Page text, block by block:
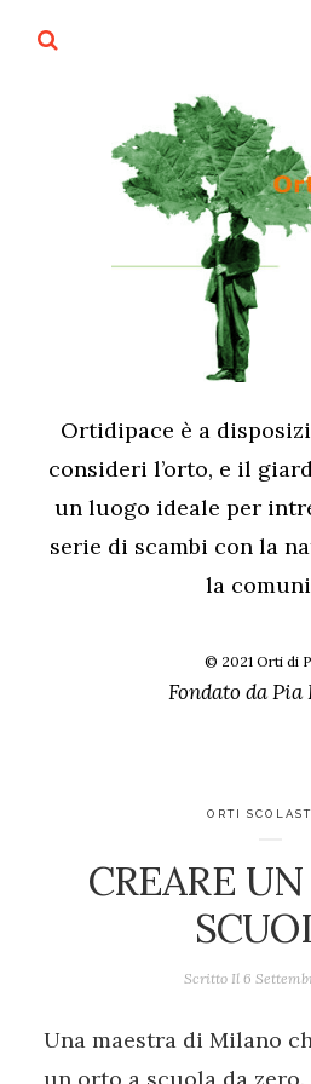
Ortidipace è a
consideri l’orto, e il
un luogo ideale per
serie di scambi con la
la
© 2021 Orti di
Fondato daPia
ORTI
CREARE
Scritto Il 6
Una maestra di Milano
un orto a scuola da zero.